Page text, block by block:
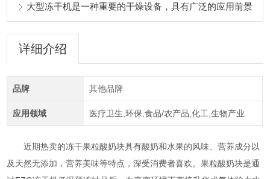
大型冻干机是一种重要的干燥设备，具有广泛的应用前景
详细介绍
品牌 其他品牌
应用领域 医疗卫生,环保,食品/农产品,化工,生物产业
近期热卖的冻干果粒酸奶块具有酸奶和水果的风味、营养成分以
及天然无添加，营养美味等特点，深受消费者喜欢。果粒酸奶块是通